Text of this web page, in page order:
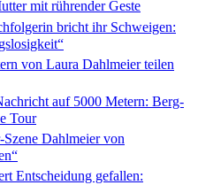
mit rührender Geste
bricht ihr Schweigen:
von Laura Dahlmeier teilen
auf 5000 Metern: Berg-
Tour
Dahlmeier von
Entscheidung gefallen: